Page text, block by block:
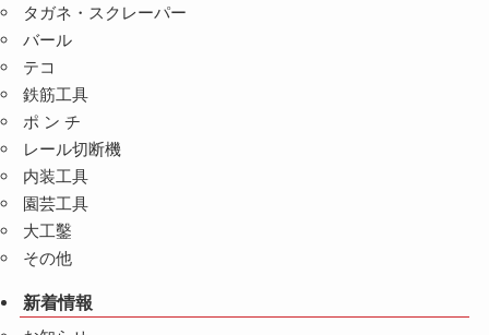
タガネ・スクレーパー
バール
テコ
鉄筋工具
ポ ン チ
レール切断機
内装工具
園芸工具
大工鑿
その他
新着情報